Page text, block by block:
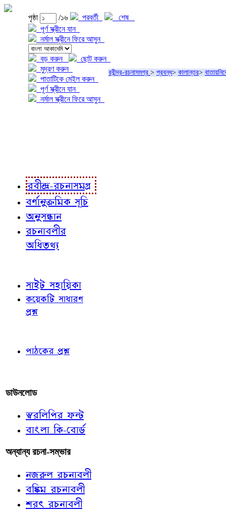
পৃষ্ঠা /১৬ পরবর্তী
শেষ
পূর্ণ স্ক্রীনে যান
নর্মাল স্ক্রীনে ফিরে আসুন
বড় করুন
ছোট করুন
মুদ্রণ করুন
পাতাটিকে মেইল করুন
পূর্ণ স্ক্রীনে যান
নর্মাল স্ক্রীনে ফিরে আসুন
রবীন্দ্র-রচনাসমগ্র > প্রবন্ধ> কালান্তর>
রবীন্দ্র-রচনাসমগ্র
বর্ণানুক্রমিক সূচি
অনুসন্ধান
রচনাবলীর
অধিতথ্য
সাইট সহায়িকা
কয়েকটি সাধারণ
প্রশ্ন
পাঠকের প্রশ্ন
ডাউনলোড
স্বরলিপির ফন্ট
বাংলা কি-বোর্ড
অন্যান্য রচনা-সম্ভার
নজরুল রচনাবলী
বঙ্কিম রচনাবলী
শরৎ রচনাবলী